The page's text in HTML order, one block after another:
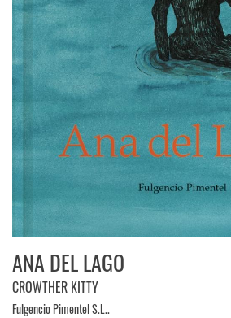
ANA DEL LAGO
CROWTHER KITTY
Fulgencio Pimentel S.L..